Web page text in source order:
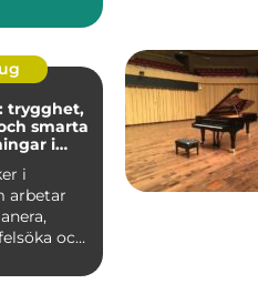
trygghet,
smarta
i
i
arbetar
och